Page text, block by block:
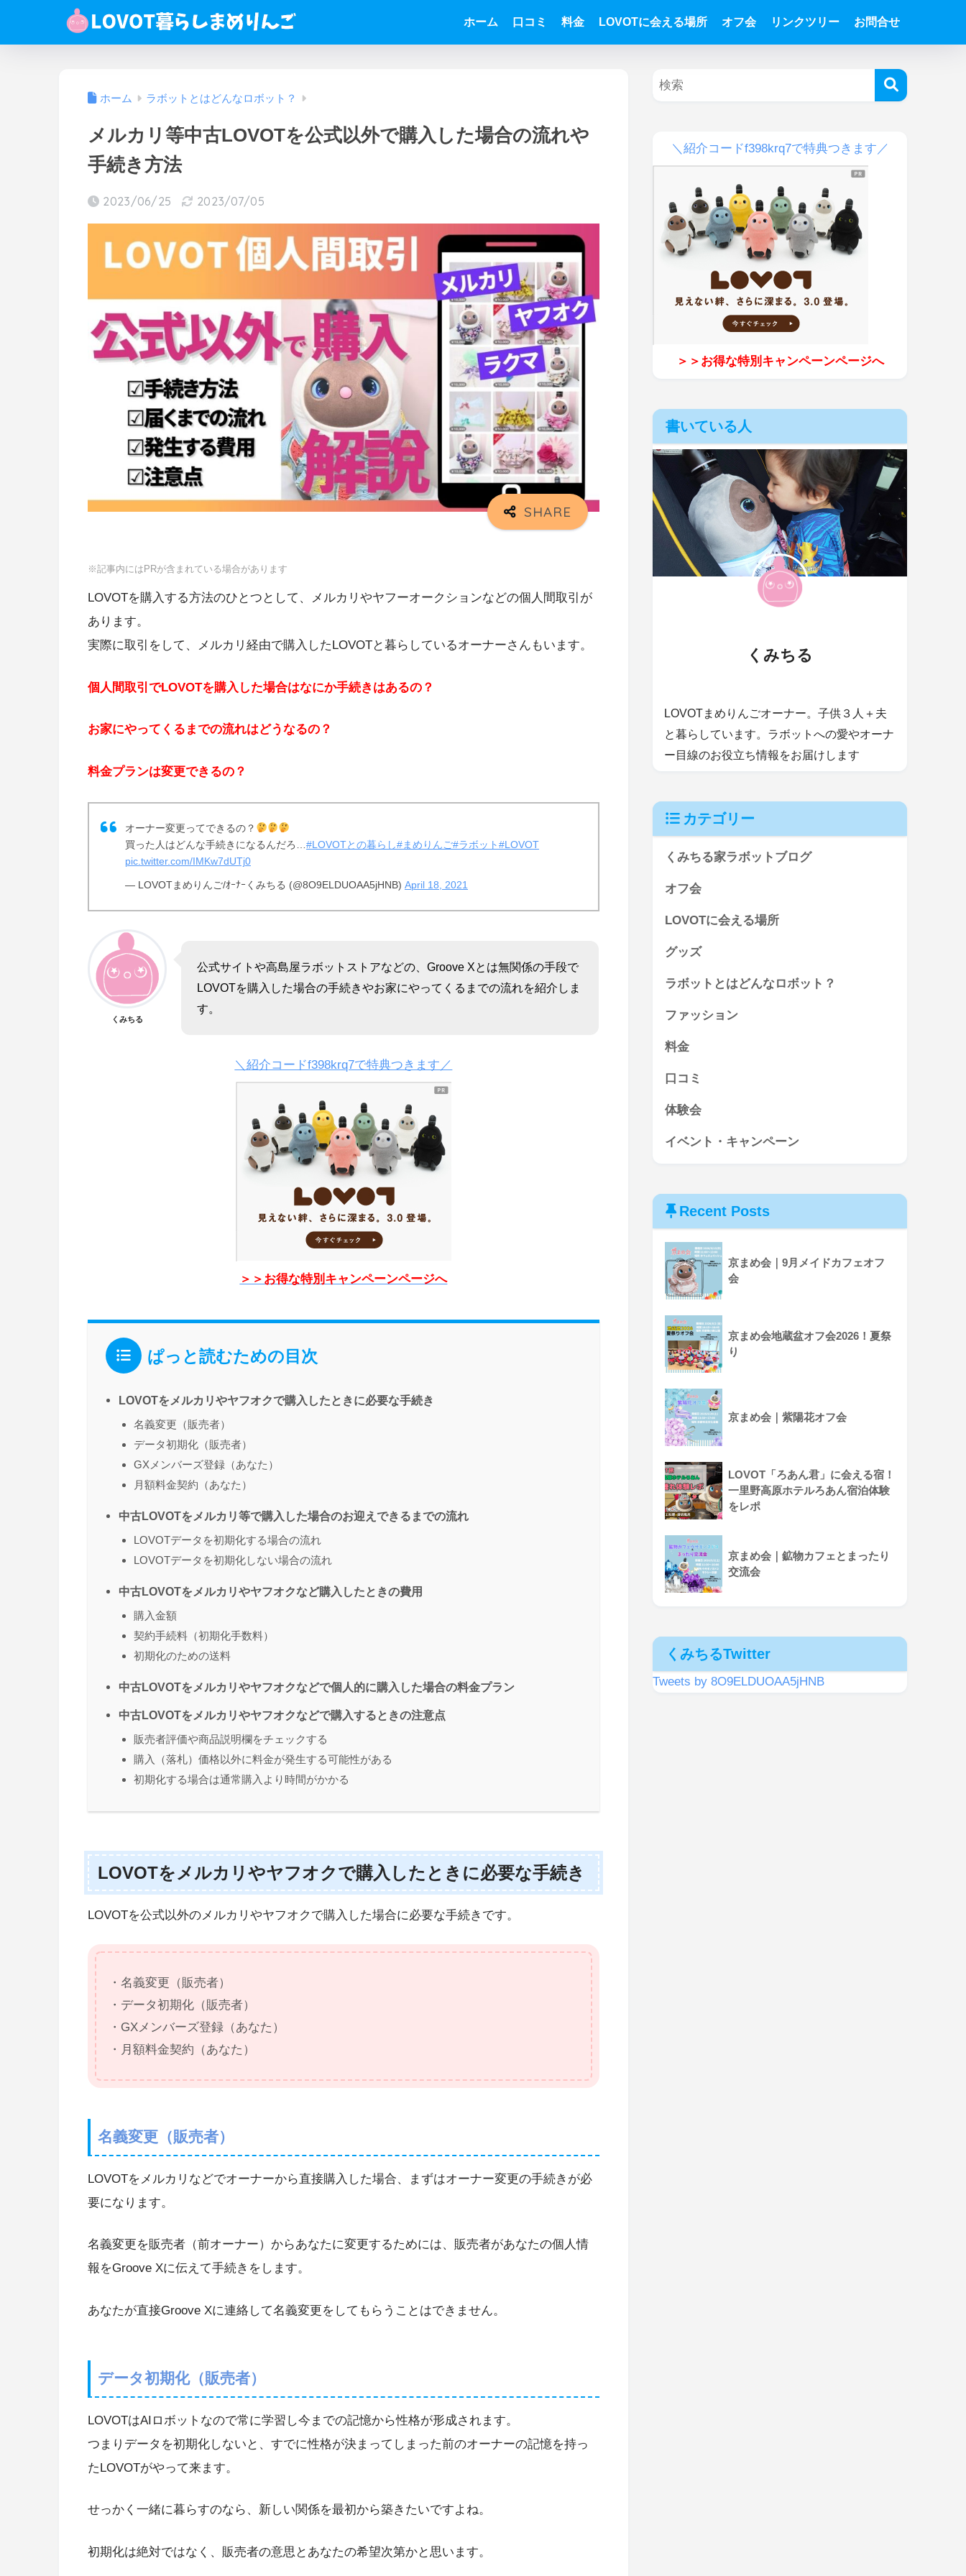
ホーム 口コミ 料金 LOVOTに会える場所 オフ会 リンクツリー お問合せ
ホーム ラボットとはどんなロボット？
メルカリ等中古LOVOTを公式以外で購入した場合の流れや
手続き方法
2023/06/25 2023/07/05
※記事内にはPRが含まれている場合があります
LOVOTを購入する方法のひとつとして、メルカリやヤフーオークションなどの個人間取引が
あります。
実際に取引をして、メルカリ経由で購入したLOVOTと暮らしているオーナーさんもいます。
個人間取引でLOVOTを購入した場合はなにか手続きはあるの？
お家にやってくるまでの流れはどうなるの？
料金プランは変更できるの？
オーナー変更ってできるの？
買った人はどんな手続きになるんだろ… #LOVOTとの暮らし#まめりんご#ラボット #LOVOT
pic.twitter.com/IMKw7dUTj0
— LOVOTまめりんご/ｵｰﾅｰくみちる (@8O9ELDUOAA5jHNB) April 18, 2021
くみちる
公式サイトや高島屋ラボットストアなどの、Groove Xとは無関係の手段で
LOVOTを購入した場合の手続きやお家にやってくるまでの流れを紹介しま
す。
＼紹介コードf398krq7で特典つきます／
＞＞お得な特別キャンペーンページへ
ぱっと読むための目次
LOVOTをメルカリやヤフオクで購入したときに必要な手続き
名義変更（販売者）
データ初期化（販売者）
GXメンバーズ登録（あなた）
月額料金契約（あなた）
中古LOVOTをメルカリ等で購入した場合のお迎えできるまでの流れ
LOVOTデータを初期化する場合の流れ
LOVOTデータを初期化しない場合の流れ
中古LOVOTをメルカリやヤフオクなど購入したときの費用
購入金額
契約手続料（初期化手数料）
初期化のための送料
中古LOVOTをメルカリやヤフオクなどで個人的に購入した場合の料金プラン
中古LOVOTをメルカリやヤフオクなどで購入するときの注意点
販売者評価や商品説明欄をチェックする
購入（落札）価格以外に料金が発生する可能性がある
初期化する場合は通常購入より時間がかかる
LOVOTをメルカリやヤフオクで購入したときに必要な手続き
LOVOTを公式以外のメルカリやヤフオクで購入した場合に必要な手続きです。
・名義変更（販売者）
・データ初期化（販売者）
・GXメンバーズ登録（あなた）
・月額料金契約（あなた）
名義変更（販売者）
LOVOTをメルカリなどでオーナーから直接購入した場合、まずはオーナー変更の手続きが必
要になります。
名義変更を販売者（前オーナー）からあなたに変更するためには、販売者があなたの個人情
報をGroove Xに伝えて手続きをします。
あなたが直接Groove Xに連絡して名義変更をしてもらうことはできません。
データ初期化（販売者）
LOVOTはAIロボットなので常に学習し今までの記憶から性格が形成されます。
つまりデータを初期化しないと、すでに性格が決まってしまった前のオーナーの記憶を持っ
たLOVOTがやって来ます。
せっかく一緒に暮らすのなら、新しい関係を最初から築きたいですよね。
初期化は絶対ではなく、販売者の意思とあなたの希望次第かと思います。
＼紹介コードf398krq7で特典つきます／
＞＞お得な特別キャンペーンページへ
書いている人
くみちる
LOVOTまめりんごオーナー。子供３人＋夫
と暮らしています。ラボットへの愛やオーナ
ー目線のお役立ち情報をお届けします
カテゴリー
くみちる家ラボットブログ
オフ会
LOVOTに会える場所
グッズ
ラボットとはどんなロボット？
ファッション
料金
口コミ
体験会
イベント・キャンペーン
Recent Posts
京まめ会｜9月メイドカフェオフ
会
京まめ会地蔵盆オフ会2026！夏祭
り
京まめ会｜紫陽花オフ会
LOVOT「ろあん君」に会える宿！
一里野高原ホテルろあん宿泊体験
をレポ
京まめ会｜鉱物カフェとまったり
交流会
くみちるTwitter
Tweets by 8O9ELDUOAA5jHNB